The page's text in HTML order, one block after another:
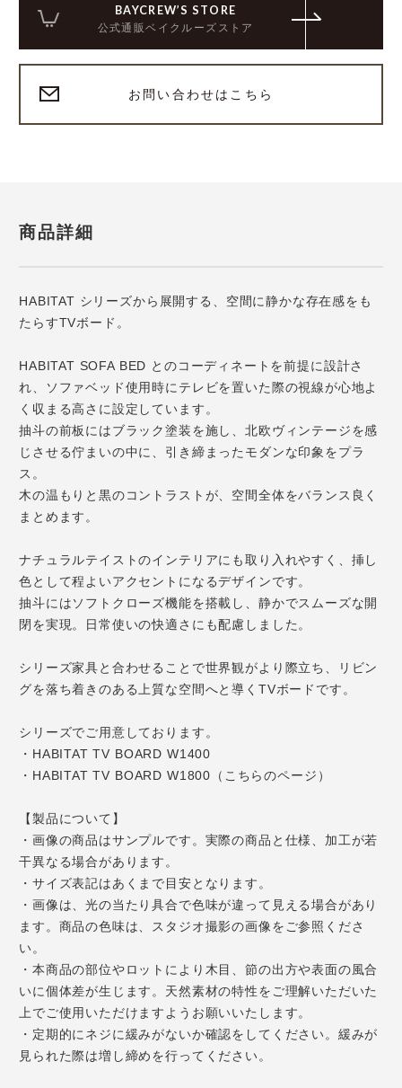
BAYCREW’S STORE
公式通販ベイクルーズストア
お問い合わせはこちら
商品詳細
HABITAT シリーズから展開する、空間に静かな存在感をも
たらすTVボード。
HABITAT SOFA BED とのコーディネートを前提に設計さ
れ、ソファベッド使用時にテレビを置いた際の視線が心地よ
く収まる高さに設定しています。
抽斗の前板にはブラック塗装を施し、北欧ヴィンテージを感
じさせる佇まいの中に、引き締まったモダンな印象をプラ
ス。
木の温もりと黒のコントラストが、空間全体をバランス良く
まとめます。
ナチュラルテイストのインテリアにも取り入れやすく、挿し
色として程よいアクセントになるデザインです。
抽斗にはソフトクローズ機能を搭載し、静かでスムーズな開
閉を実現。日常使いの快適さにも配慮しました。
シリーズ家具と合わせることで世界観がより際立ち、リビン
グを落ち着きのある上質な空間へと導くTVボードです。
シリーズでご用意しております。
・HABITAT TV BOARD W1400
・HABITAT TV BOARD W1800（こちらのページ）
【製品について】
・画像の商品はサンプルです。実際の商品と仕様、加工が若
干異なる場合があります。
・サイズ表記はあくまで目安となります。
・画像は、光の当たり具合で色味が違って見える場合があり
ます。商品の色味は、スタジオ撮影の画像をご参照くださ
い。
・本商品の部位やロットにより木目、節の出方や表面の風合
いに個体差が生じます。天然素材の特性をご理解いただいた
上でご使用いただけますようお願いいたします。
・定期的にネジに緩みがないか確認をしてください。緩みが
見られた際は増し締めを行ってください。